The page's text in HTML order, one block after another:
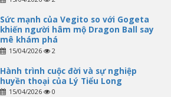
Sức mạnh của Vegito so với Gogeta
khiến người hâm mộ Dragon Ball say
mê khám phá
15/04/2026 2
Hành trình cuộc đời và sự nghiệp
huyền thoại của Lý Tiểu Long
15/04/2026 0